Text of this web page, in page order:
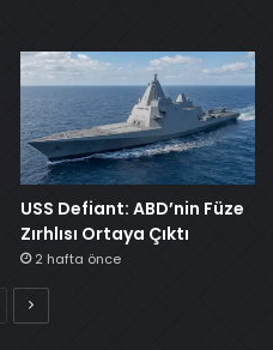
USS Defiant: ABD’nin Füze
Zırhlısı Ortaya Çıktı
2 hafta önce
ÖncekiSonraki